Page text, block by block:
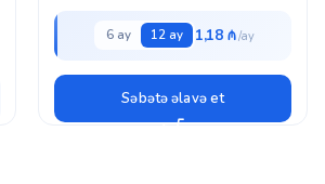
6 ay 12 ay 1,18 ₼
Səbətə əlavə et